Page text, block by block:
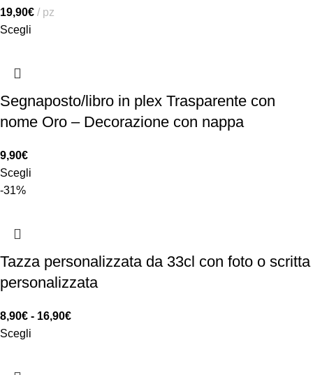
19,90€
pz
Scegli
Segnaposto/libro in plex Trasparente con
nome Oro – Decorazione con nappa
9,90€
Scegli
-31%
Tazza personalizzata da 33cl con foto o scritta
personalizzata
8,90€ - 16,90€
Scegli